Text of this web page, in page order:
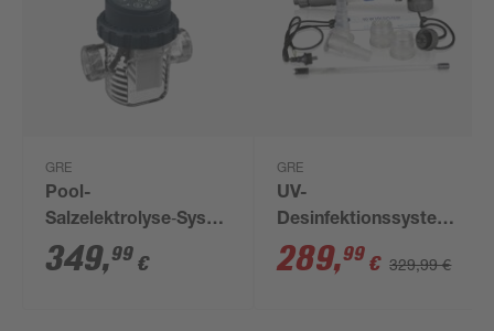
GRE
Pool-
Salzelektrolyse‑System
'One Salt' 9 g/h, für
Pools bis ca. 50 m³
349,99 €
GRE
UV-
Desinfektionssystem
'C-UV' für Pools bis
zu 40m²
289,99 € 329,99 €